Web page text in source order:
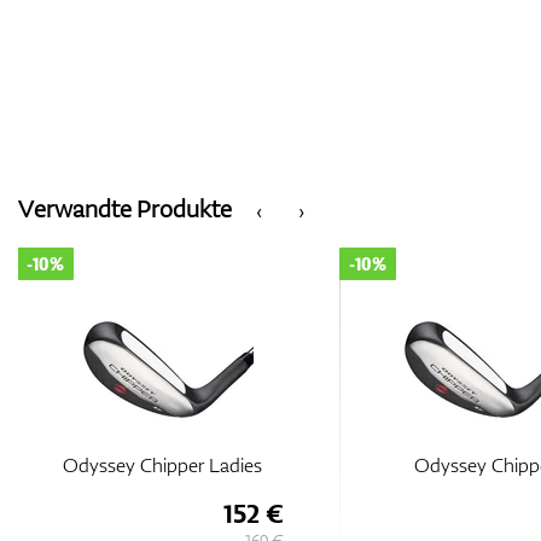
‹
Verwandte Produkte ›
Odyssey Chipper Ladies
-10%
152 €
Odyssey
-10%